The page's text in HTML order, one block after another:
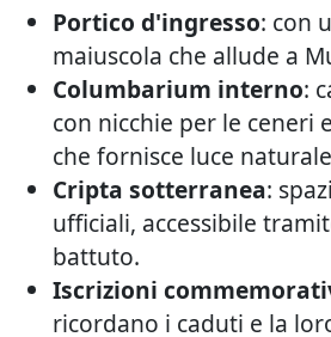
Portico d'ingresso: con
maiuscola che allude a
Columbarium interno:
con nicchie per le ceneri
che fornisce luce
Cripta sotterranea:
ufficiali, accessibile
battuto.
Iscrizioni
ricordano i caduti e la